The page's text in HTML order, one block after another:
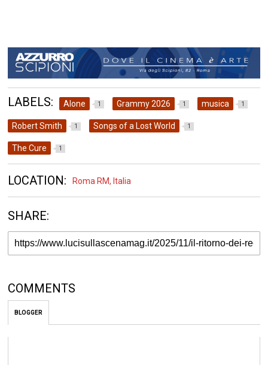
LABELS: Alone 1 Grammy 2026 1 musica 1
Robert Smith 1 Songs of a Lost World 1
The Cure 1
LOCATION: Roma RM, Italia
SHARE:
COMMENTS
BLOGGER